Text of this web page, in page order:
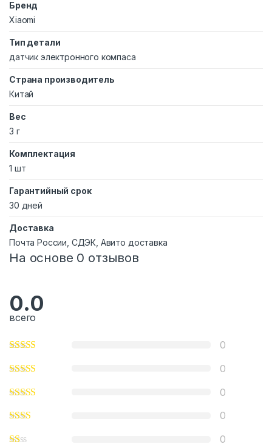
Бренд
Xiaomi
Тип детали
датчик электронного компаса
Страна производитель
Китай
Вес
3 г
Комплектация
1 шт
Гарантийный срок
30 дней
Доставка
Почта России, СДЭК, Авито доставка
На основе 0 отзывов
0.0
всего
0
0
0
0
0